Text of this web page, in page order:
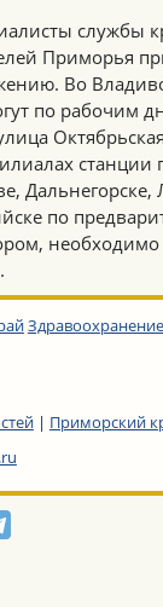
службы
Приморья
Во
по рабочим
станции
Дальнегорске,
по
Здравоохранение
| Приморский